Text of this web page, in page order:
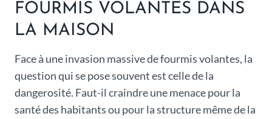
FOURMIS VOLANTES DANS
LA MAISON
Face à une invasion massive de fourmis volantes, la
question qui se pose souvent est celle de la
dangerosité. Faut-il craindre une menace pour la
santé des habitants ou pour la structure même de la